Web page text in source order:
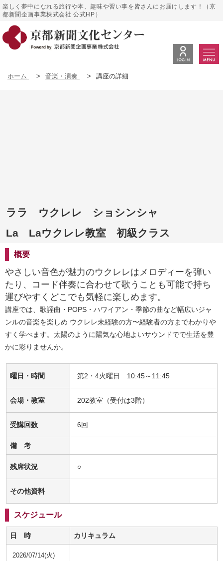
楽しく夢中になれる旅行や本、趣味や習い事を皆さんにお届けします！（京
都新聞企画事業株式会社 公式HP）
ホーム > 音楽・演奏 > 講座の詳細
ララ ウクレレ ショシンシャ
La Laウクレレ教室 初級クラス
概要
やさしい音色が魅力のウクレレはメロディーを弾い
たり、コード伴奏に合わせて歌うことも可能で持ち
運びやすくどこでも気軽に楽しめます。
講座では、歌謡曲・POPS・ハワイアン・季節の曲など幅広いジャ
ンルの音楽を楽しめ ウクレレ未経験の方〜経験者の方までわかりや
すく学べます。太陽のように陽気な心地よいサウンドでで生活を豊
かに彩りませんか。
曜日・時間 第2・4火曜日 10:45～11:45
会場・教室 202教室（受付は3階）
受講回数 6回
備 考
残席状況 ○
その他資料
スケジュール
日 時 カリキュラム
2026/07/14(火)